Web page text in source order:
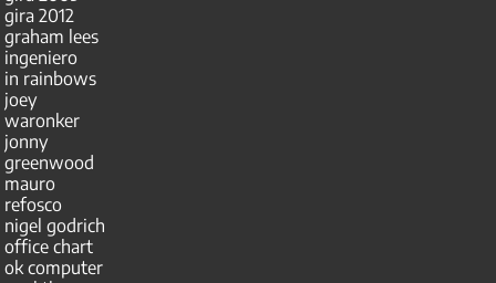
gira 2012
graham lees
ingeniero
in rainbows
joey
waronker
jonny
greenwood
mauro
refosco
nigel godrich
office chart
ok computer